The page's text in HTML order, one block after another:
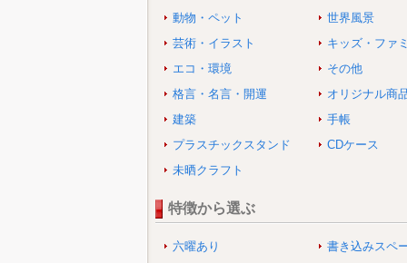
動物・ペット
世界風景
芸術・イラスト
キッズ・ファ
エコ・環境
その他
格言・名言・開運
オリジナル商
建築
手帳
プラスチックスタンド
CDケース
未晒クラフト
特徴から選ぶ
六曜あり
書き込みスペ